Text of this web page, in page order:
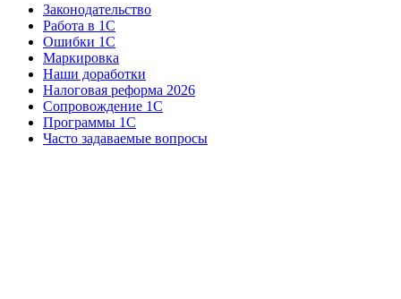
Законодательство
Работа в 1С
Ошибки 1С
Маркировка
Наши доработки
Налоговая реформа 2026
Сопровождение 1С
Программы 1С
Часто задаваемые вопросы